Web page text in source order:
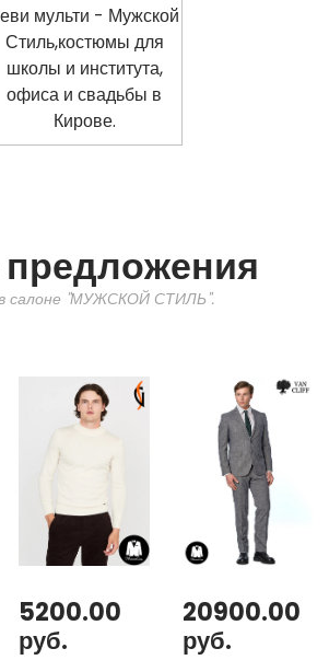
салоне "МУЖСКОЙ СТИЛЬ".
5200.00
руб.
20900.00
руб.